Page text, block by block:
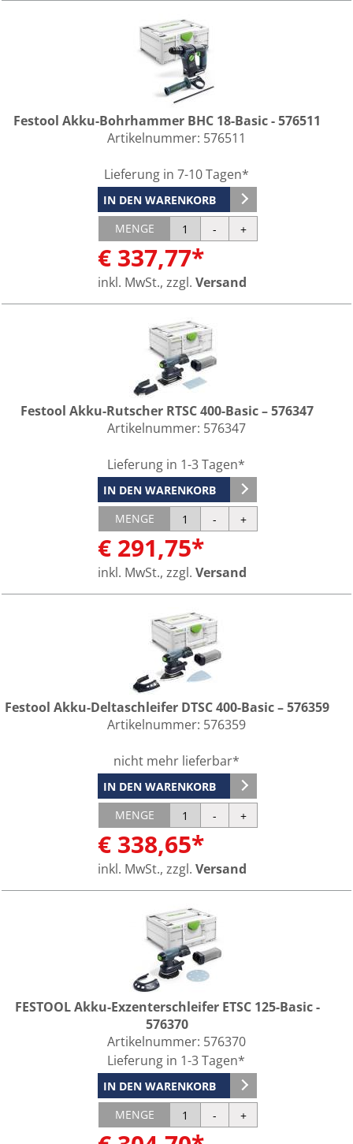
Festool Akku-Bohrhammer BHC 18-Basic - 576511
Artikelnummer: 576511
Lieferung in 7-10 Tagen*
IN DEN WARENKORB
MENGE
€ 337,77*
inkl. MwSt., zzgl. Versand
Festool Akku-Rutscher RTSC 400-Basic – 576347
Artikelnummer: 576347
Lieferung in 1-3 Tagen*
IN DEN WARENKORB
MENGE
€ 291,75*
inkl. MwSt., zzgl. Versand
Festool Akku-Deltaschleifer DTSC 400-Basic – 576359
Artikelnummer: 576359
nicht mehr lieferbar*
IN DEN WARENKORB
MENGE
€ 338,65*
inkl. MwSt., zzgl. Versand
FESTOOL Akku-Exzenterschleifer ETSC 125-Basic -
576370
Artikelnummer: 576370
Lieferung in 1-3 Tagen*
IN DEN WARENKORB
MENGE